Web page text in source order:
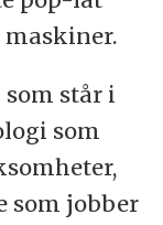
maskiner.
står i
som
som jobber